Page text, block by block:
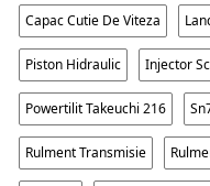
Capac Cutie De Viteza
Piston Hidraulic Injector
Powertilit Takeuchi 216
Rulment Transmisie